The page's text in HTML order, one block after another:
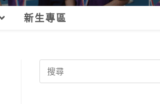
新生專區
Search
for: